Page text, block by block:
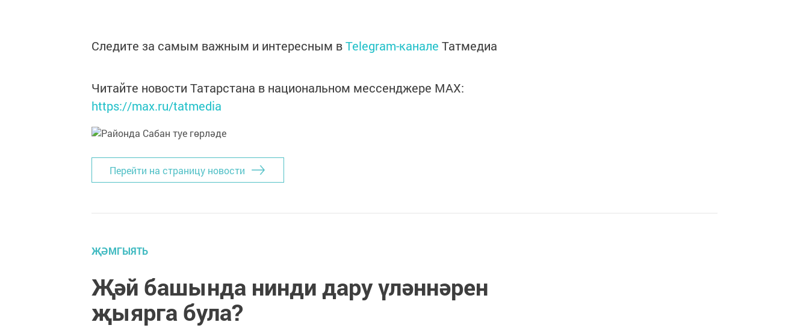
Следите за самым важным и интересным вTelegram-канале Татмедиа
Читайте новости Татарстана в национальном мессенджере MАХ:
https://max.ru/tatmedia
Перейти на страницу новости
ҖӘМГЫЯТЬ
Җәй башында нинди дару үләннәрен
җыярга була?